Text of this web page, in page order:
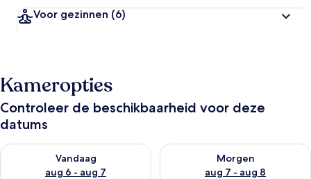
Voor gezinnen (6)
Kameropties
Controleer de beschikbaarheid voor deze
datums
Vandaag
aug 6 - aug 7
De beschikbaarheid controleren voor vanavond aug 6 - aug 7
Morgen
aug 7 - aug 8
De beschikbaarheid